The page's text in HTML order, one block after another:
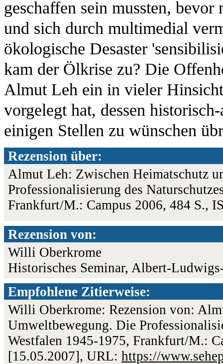
geschaffen sein mussten,
und sich durch multimedial
ökologische Desaster
kam der Ölkrise zu? Die
Almut Leh ein in vieler
vorgelegt hat, dessen
einigen Stellen zu wünschen
Rezension über:
Almut Leh: Zwischen Heimatschutz
Professionalisierung des
Frankfurt/M.: Campus 2006, 484 S.,
Rezension von:
Willi Oberkrome
Historisches Seminar, Albert-
Empfohlene Zitierweise:
Willi Oberkrome: Rezension von:
Umweltbewegung. Die
Westfalen 1945-1975, Frankfurt/M.:
[15.05.2007], URL: https://